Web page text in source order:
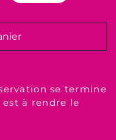
se termine
à rendre le